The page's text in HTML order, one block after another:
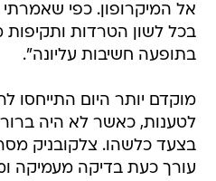
בכל לשון הטרדות ותקיפות
בתופעה חשיבות עליונה".
לטענות, כאשר לא היה
בצעד כלשהו. צלקובניק
עורך כעת בדיקה מעמיקה